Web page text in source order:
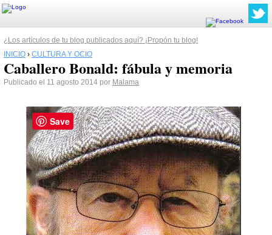
¿Los artículos de tu blog publicados aquí? ¡Propón tu blog!
INICIO › CULTURA Y OCIO
Caballero Bonald: fábula y memoria
Publicado el 11 agosto 2014 por Malama
Save